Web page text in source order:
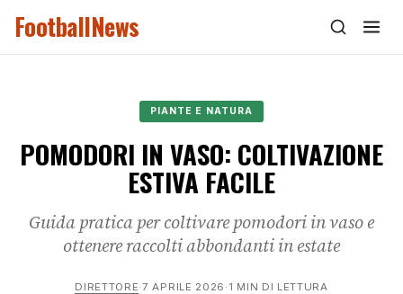
FootballNews
PIANTE E NATURA
POMODORI IN VASO: COLTIVAZIONE
ESTIVA FACILE
Guida pratica per coltivare pomodori in vaso e
ottenere raccolti abbondanti in estate
DIRETTORE·7 APRILE 2026 · 1 MIN DI LETTURA